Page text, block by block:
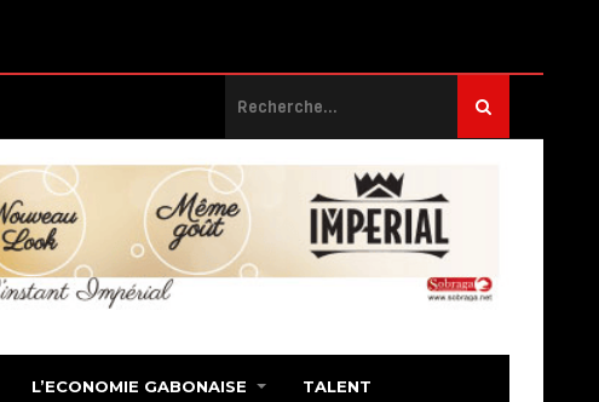
L’ECONOMIE GABONAISE TALENT